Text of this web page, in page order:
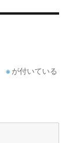
※ が付いている